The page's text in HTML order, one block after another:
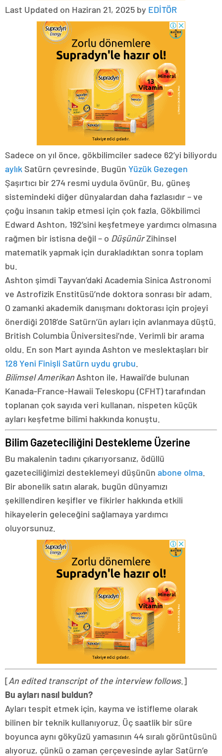
Last Updated on Haziran 21, 2025 by EDİTÖR
Sadece on yıl önce, gökbilimciler sadece 62’yi biliyordu
aylık Satürn çevresinde. Bugün Yüzük Gezegen
Şaşırtıcı bir 274 resmi uydula övünür. Bu, güneş
sistemindeki diğer dünyalardan daha fazlasıdır – ve
çoğu insanın takip etmesi için çok fazla. Gökbilimci
Edward Ashton, 192’sini keşfetmeye yardımcı olmasına
rağmen bir istisna değil – o DüşünürZihinsel
matematik yapmak için durakladıktan sonra toplam
bu.
Ashton şimdi Tayvan’daki Academia Sinica Astronomi
ve Astrofizik Enstitüsü’nde doktora sonrası bir adam.
O zamanki akademik danışmanı doktorası için projeyi
önerdiği 2018’de Satürn’ün ayları için avlanmaya düştü.
British Columbia Üniversitesi’nde. Verimli bir arama
oldu. En son Mart ayında Ashton ve meslektaşları bir
128 Yeni Finişli Satürn uydu grubu
Bilimsel Amerikan Ashton ile, Hawaii’de bulunan
Kanada-France-Hawaii Teleskopu (CFHT) tarafından
toplanan çok sayıda veri kullanan, nispeten küçük
ayları keşfetme bilimi hakkında konuştu.
Bilim Gazeteciliğini Destekleme Üzerine
Bu makalenin tadını çıkarıyorsanız, ödüllü
gazeteciliğimizi desteklemeyi düşünün abone olma
Bir abonelik satın alarak, bugün dünyamızı
şekillendiren keşifler ve fikirler hakkında etkili
hikayelerin geleceğini sağlamaya yardımcı
oluyorsunuz.
[An edited transcript of the interview follows.]
Bu ayları nasıl buldun?
Ayları tespit etmek için, kayma ve istifleme olarak
bilinen bir teknik kullanıyoruz. Üç saatlik bir süre
boyunca aynı gökyüzü yamasının 44 sıralı görüntüsünü
alıyoruz, çünkü o zaman çerçevesinde aylar Satürn’e